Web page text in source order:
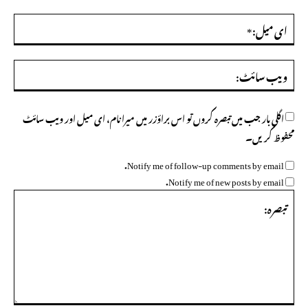
ای
اگلی بار جب میں تبصرہ کروں تو اس براؤزر میں میرا نام، ای میل اور ویب سائٹ
محفوظ کریں۔
Notify me of follow-up comments by email.
Notify me of new posts by email.